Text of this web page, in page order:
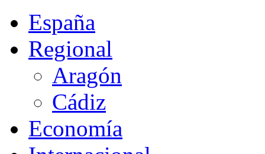
España
Regional
Aragón
Cádiz
Economía